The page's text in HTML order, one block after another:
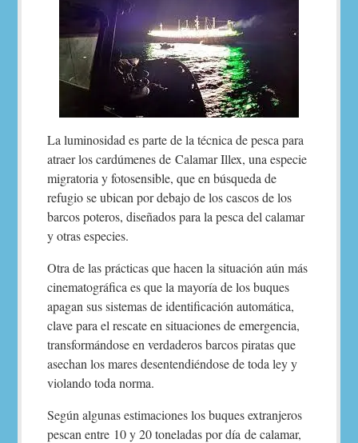
La luminosidad es parte de la técnica de pesca para
atraer los cardúmenes de Calamar Illex, una especie
migratoria y fotosensible, que en búsqueda de
refugio se ubican por debajo de los cascos de los
barcos poteros, diseñados para la pesca del calamar
y otras especies.
Otra de las prácticas que hacen la situación aún más
cinematográfica es que la mayoría de los buques
apagan sus sistemas de identificación automática,
clave para el rescate en situaciones de emergencia,
transformándose en verdaderos barcos piratas que
asechan los mares desentendiéndose de toda ley y
violando toda norma.
Según algunas estimaciones los buques extranjeros
pescan entre 10 y 20 toneladas por día de calamar,